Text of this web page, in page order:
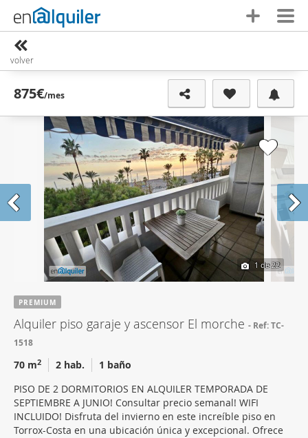
volver
875€/mes
1 de 22
PREMIUM
Alquiler piso garaje y ascensor El morche
Ref: TC-
1518
70 m2 2 hab.
1 baño
PISO DE 2 DORMITORIOS EN ALQUILER TEMPORADA DE
SEPTIEMBRE A JUNIO! Consultar precio semanal! WIFI
INCLUIDO! Disfruta del invierno en este increíble piso en
Torrox-Costa en una ubicación única y excepcional. Ofrece